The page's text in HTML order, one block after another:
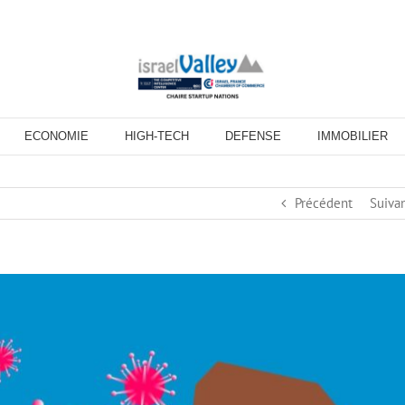
ECONOMIE HIGH-TECH DEFENSE IMMOBILIER
Précédent